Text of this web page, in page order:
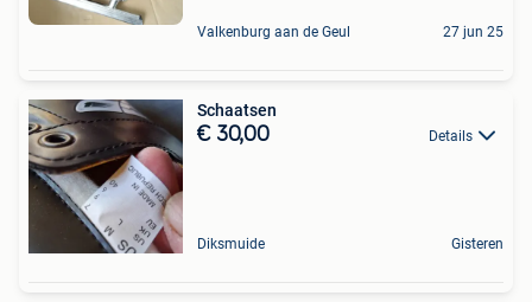
Valkenburg aan de Geul 27 jun 25
Schaatsen
€ 30,00 Details
Diksmuide Gisteren